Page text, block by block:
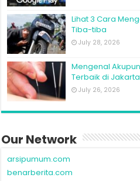
Lihat 3 Cara
Tiba-tiba
July 28, 2026
Mengenal
Terbaik di Jakarta
July 26, 2026
Our Network
arsipumum.com
benarberita.com